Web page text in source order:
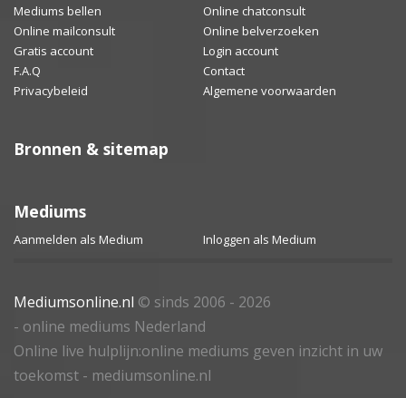
Mediums bellen
Online chatconsult
Online mailconsult
Online belverzoeken
Gratis account
Login account
F.A.Q
Contact
Privacybeleid
Algemene voorwaarden
Bronnen & sitemap
Mediums
Aanmelden als Medium Inloggen als Medium
Mediumsonline.nl © sinds 2006 - 2026
- online mediums Nederland
Online live hulplijn:online mediums geven inzicht in uw
toekomst - mediumsonline.nl